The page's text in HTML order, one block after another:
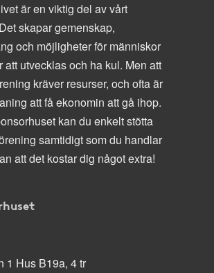
är en viktig del av vårt
skapar gemenskap,
och möjligheter för människor
att utvecklas och ha kul. Men att
kräver resurser, och ofta är
att få ekonomin att gå ihop.
kan du enkelt stötta
samtidigt som du handlar
att det kostar dig något extra!
1 Hus B19a, 4 tr